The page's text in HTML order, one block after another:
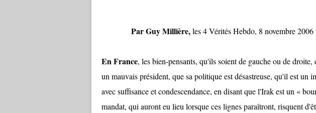
Par Guy Millière,les 4 Vérités Hebdo, 8 novembre 2006
En France, les bien-pensants, qu'ils soient de gauche ou de
un mauvais président, que sa politique est désastreuse, qu'il est un
avec suffisance et condescendance, en disant que l'Irak est un «
mandat, qui auront eu lieu lorsque ces lignes paraîtront, risquent